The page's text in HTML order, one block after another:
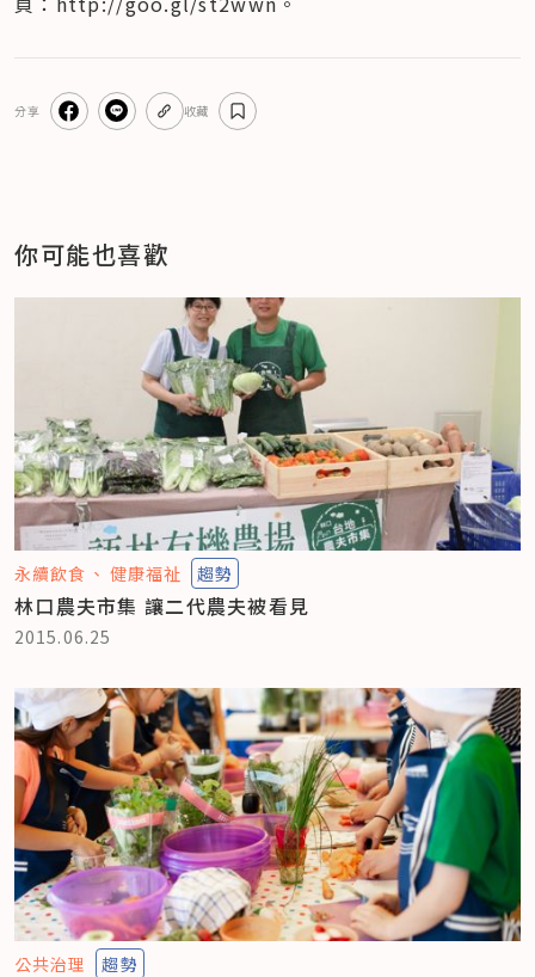
分享 收藏
你可能也喜歡
永續飲食 健康福祉 趨勢
林口農夫市集 讓二代農夫被看見
2015.06.25
公共治理 趨勢